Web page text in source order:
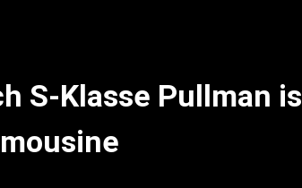
S-Klasse Pullman is